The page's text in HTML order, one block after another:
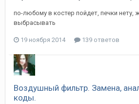
по-любому в костер пойдет, печки нету,
выбрасывать
19 ноября 2014 139 ответов
Воздушный фильтр. Замена,
коды.